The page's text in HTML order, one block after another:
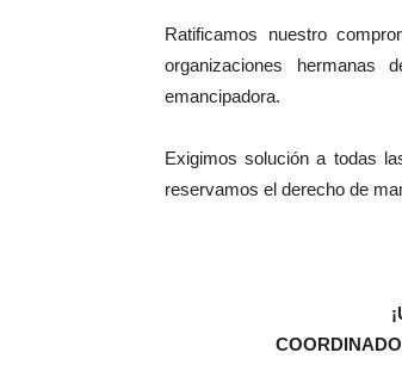
Ratificamos nuestro
organizaciones
emancipadora.
Exigimos solución a todas
reservamos el derecho de